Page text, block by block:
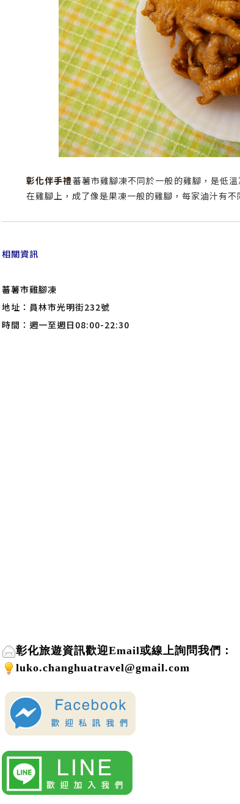
彰化伴手禮蕃薯市雞腳凍不同於一般的雞腳，是低
在雞腳上，成了像是果凍一般的雞腳，每家滷汁有不
相關資訊
蕃薯市雞腳凍
地址：員林市光明街232號
時間：週一至週日08:00-22:30
彰化旅遊資訊歡迎Email或線上詢問我們 ：
luko.changhuatravel@gmail.com